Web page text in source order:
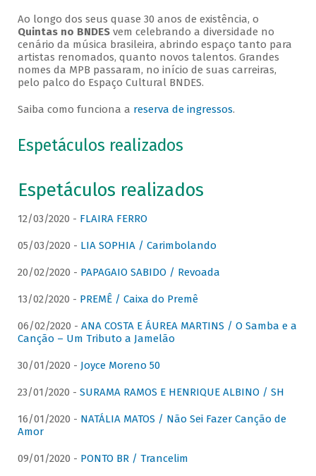
Ao longo dos seus quase 30 anos de existência, o
Quintas no BNDESvem celebrando a diversidade no
cenário da música brasileira, abrindo espaço tanto para
artistas renomados, quanto novos talentos. Grandes
nomes da MPB passaram, no início de suas carreiras,
pelo palco do Espaço Cultural BNDES.
Saiba como funciona a reserva de ingressos.
Espetáculos realizados
Espetáculos realizados
12/03/2020 - FLAIRA FERRO
05/03/2020 - LIA SOPHIA / Carimbolando
20/02/2020 - PAPAGAIO SABIDO / Revoada
13/02/2020 - PREMÊ / Caixa do Premê
06/02/2020 - ANA COSTA E ÁUREA MARTINS / O Samba e a
Canção – Um Tributo a Jamelão
30/01/2020 - Joyce Moreno 50
23/01/2020 - SURAMA RAMOS E HENRIQUE ALBINO / SH
16/01/2020 - NATÁLIA MATOS / Não Sei Fazer Canção de
Amor
09/01/2020 - PONTO BR / Trancelim